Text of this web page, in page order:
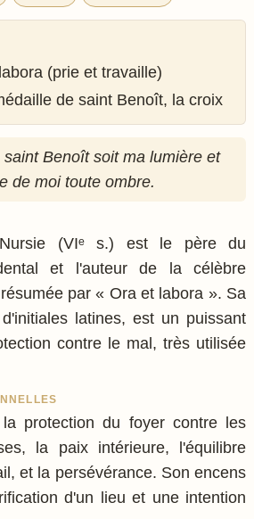
(prie et travaille)
de saint Benoît, la croix
Benoît soit ma lumière et
de moi toute ombre.
(VIᵉ s.) est le père du
et l'auteur de la célèbre
par « Ora et labora ». Sa
latines, est un puissant
contre le mal, très utilisée
protection du foyer contre les
la paix intérieure, l'équilibre
et la persévérance. Son encens
d'un lieu et une intention